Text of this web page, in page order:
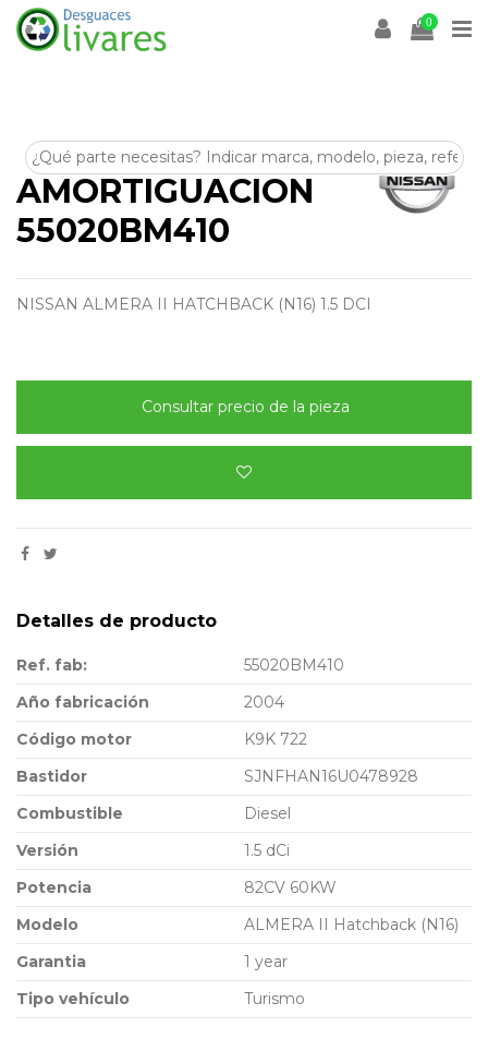
0
MUELLE
AMORTIGUACION
55020BM410
NISSAN ALMERA II HATCHBACK (N16) 1.5 DCI
Consultar precio de la pieza
Detalles de producto
Ref. fab:
55020BM410
Año fabricación
2004
Código motor
K9K 722
Bastidor
SJNFHAN16U0478928
Combustible
Diesel
Versión
1.5 dCi
Potencia
82CV 60KW
Modelo
ALMERA II Hatchback (N16)
Garantia
1 year
Tipo vehículo
Turismo